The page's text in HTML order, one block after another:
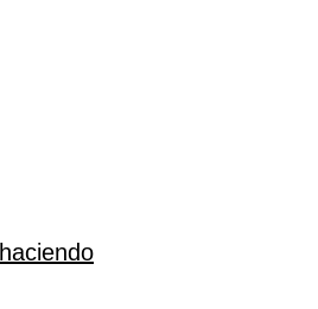
haciendo